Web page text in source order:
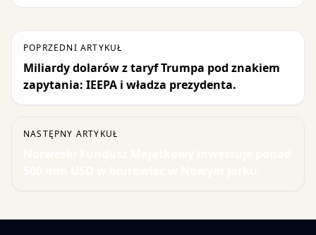
POPRZEDNI ARTYKUŁ
Miliardy dolarów z taryf Trumpa pod znakiem
zapytania: IEEPA i władza prezydenta.
NASTĘPNY ARTYKUŁ